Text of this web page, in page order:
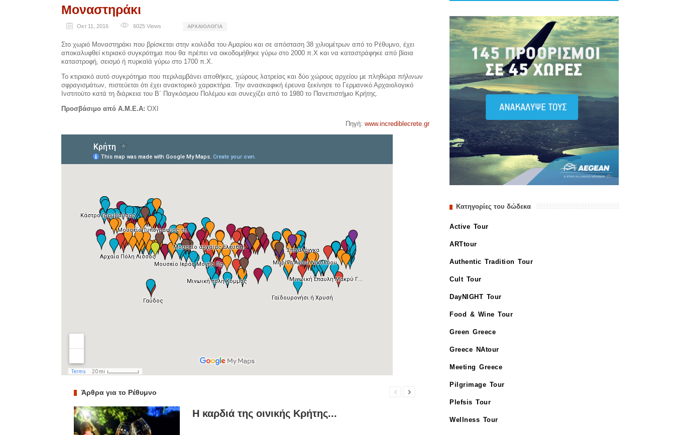
Μοναστηράκι
Οκτ 11, 2016 6025 Views ΑΡΧΑΙΟΛΟΓΊΑ
Στο χωριό Μοναστηράκι που βρίσκεται στην κοιλάδα του Αμαρίου και σε απόσταση 38 χιλιομέτρων από το Ρέθυμνο, έχει
αποκαλυφθεί κτιριακό συγκρότημα που θα πρέπει να οικοδομήθηκε γύρω στο 2000 π.Χ και να καταστράφηκε από βίαια
καταστροφή, σεισμό ή πυρκαϊά γύρω στο 1700 π.Χ.
Το κτιριακό αυτό συγκρότημα που περιλαμβάνει αποθήκες, χώρους λατρείας και δύο χώρους αρχείου με πληθώρα πήλινων
σφραγισμάτων, πιστεύεται ότι έχει ανακτορικό χαρακτήρα. Την ανασκαφική έρευνα ξεκίνησε το Γερμανικό Αρχαιολογικό
Ινστιτούτο κατά τη διάρκεια του Β΄ Παγκόσμιου Πολέμου και συνεχίζει από το 1980 το Πανεπιστήμιο Κρήτης.
Προσβάσιμο από Α.Μ.Ε.Α: ΌΧΙ
Πηγή:www.incrediblecrete.gr
Άρθρα για το Ρέθυμνο
Η καρδιά της οινικής Κρήτης...
Κατηγορίες του δώδεκα
Active Tour
ARTtour
Authentic Tradition Tour
Cult Tour
DayNIGHT Tour
Food & Wine Tour
Green Greece
Greece NAtour
Meeting Greece
Pilgrimage Tour
Plefsis Tour
Wellness Tour